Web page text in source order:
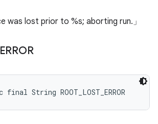
was lost prior to %s; aborting run.」
ERROR
String ROOT_LOST_ERROR